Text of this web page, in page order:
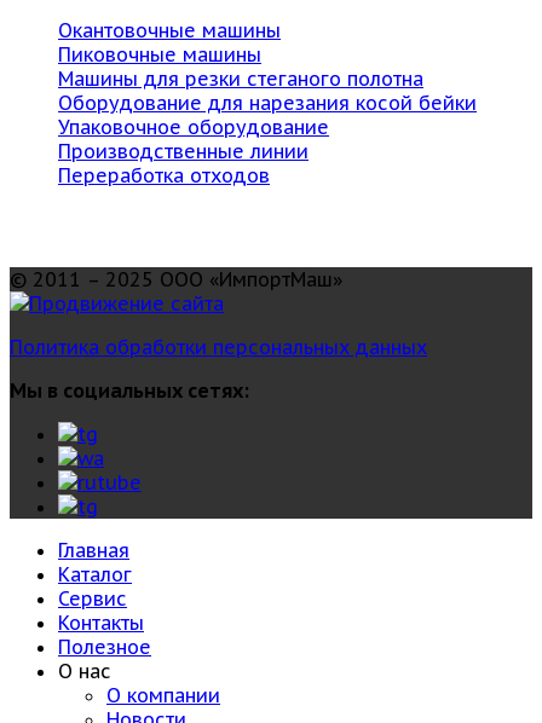
Окантовочные машины
Пиковочные машины
Машины для резки стеганого полотна
Оборудование для нарезания косой бейки
Упаковочное оборудование
Производственные линии
Переработка отходов
© 2011 – 2025 ООО «ИмпортМаш»
Политика обработки персональных данных
Мы в социальных сетях:
Главная
Каталог
Сервис
Контакты
Полезное
О нас
О компании